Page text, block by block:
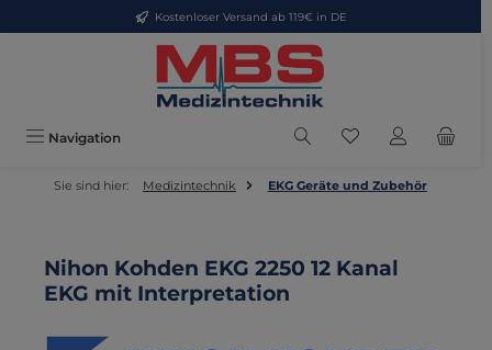
Zum Hauptinhalt springenKostenloser Versand ab 119€ in DE
Navigation Du hast 0
Sie sind hier: Medizintechnik EKG Geräte und Zubehör
Nihon Kohden EKG 2250 12 Kanal
EKG mit Interpretation